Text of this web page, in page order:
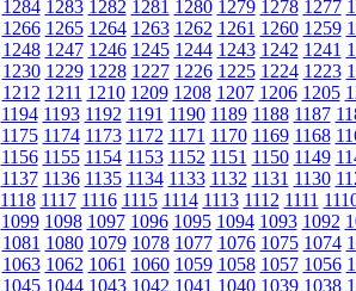
1284 1283 1282 1281 1280 1279 1278 1277
1266 1265 1264 1263 1262 1261 1260 1259
1248 1247 1246 1245 1244 1243 1242 1241
1230 1229 1228 1227 1226 1225 1224 1223
1212 1211 1210 1209 1208 1207 1206 1205
1194 1193 1192 1191 1190 1189 1188 1187
1175 1174 1173 1172 1171 1170 1169 1168
1156 1155 1154 1153 1152 1151 1150 1149
1137 1136 1135 1134 1133 1132 1131 1130
1118 1117 1116 1115 1114 1113 1112 1111
1099 1098 1097 1096 1095 1094 1093 1092
1081 1080 1079 1078 1077 1076 1075 1074
1063 1062 1061 1060 1059 1058 1057 1056
1045 1044 1043 1042 1041 1040 1039 1038